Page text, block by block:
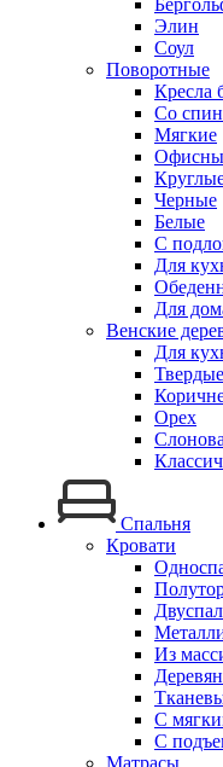
Элин
Соул
Поворотные
Кресла
Со
Мягкие
Черные
Белые
С
Для
Для
Венские
Для
Твердые
Орех
Спальня
Кровати
Из
С
С